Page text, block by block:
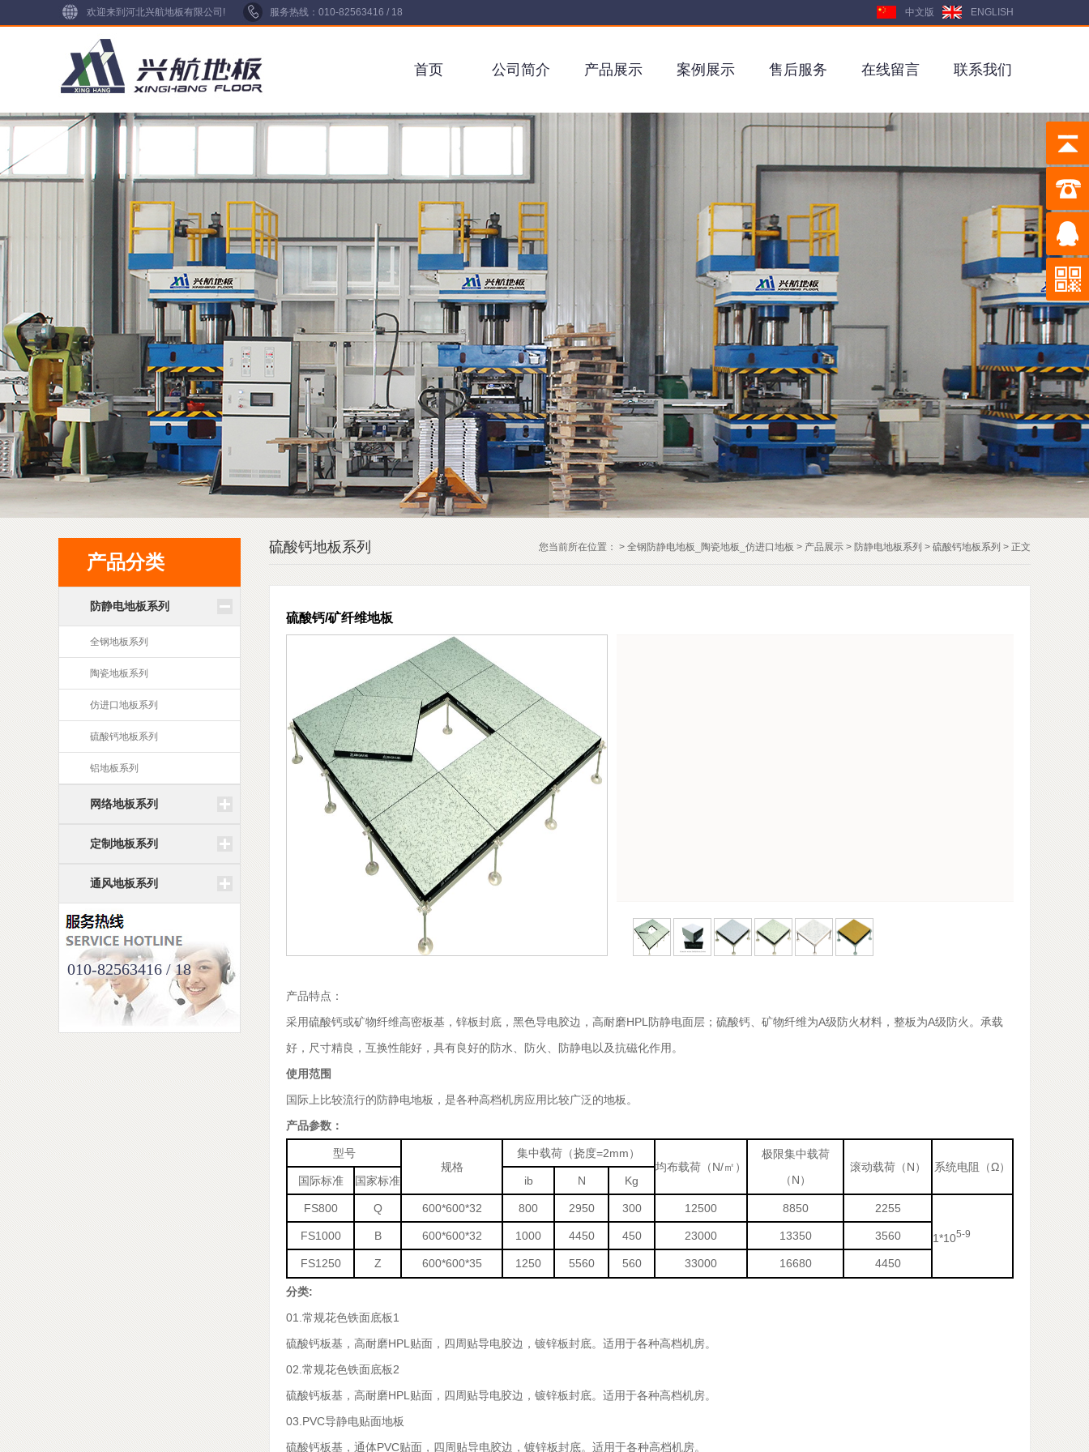
欢迎来到河北兴航地板有限公司! 服务热线：010-82563416 / 18 中文版 ENGLISH
首页 公司简介 产品展示 案例展示 售后服务 在线留言 联系我们
硫酸钙地板系列 您当前所在位置： > 全钢防静电地板_陶瓷地板_仿进口地板 > 产品展示 > 防静电地板系列 > 硫酸钙地板系列 > 正文
硫酸钙/矿纤维地板
产品特点：
采用硫酸钙或矿物纤维高密板基，锌板封底，黑色导电胶边，高耐磨HPL 防静电面层；硫酸钙、矿物纤维为A级防火材料，整板为A级防火。承载
好，尺寸精良，互换性能好，具有良好的防水、防火、防静电以及抗磁化作用。
使用范围
国际上比较流行的防静电地板，是各种高档机房应用比较广泛的地板。
产品参数：
型号
规格
集中载荷（挠度=2mm）
均布载荷（N/㎡）
极限集中载荷
（N）
滚动载荷（N）
系统电阻（Ω）
国际标准
国家标准 ib N Kg
FS800 Q 600*600*32 800 2950 300 12500 8850 2255
1*105-9
FS1000 B 600*600*32 1000 4450 450 23000 13350 3560
FS1250 Z 600*600*35 1250 5560 560 33000 16680 4450
分类:
01. 常规花色铁面底板1
硫酸钙板基， 高耐磨HPL 贴面，四周贴导电胶边，镀锌板封底。适用于各种高档机房。
02. 常规花色铁面底板2
硫酸钙板基， 高耐磨HPL 贴面，四周贴导电胶边，镀锌板封底。适用于各种高档机房。
03.PVC导静电贴面地板
硫酸钙板基， 通体PVC贴面，四周贴导电胶边，镀锌板封底。适用于各种高档机房。
产品分类
防静电地板系列
全钢地板系列
陶瓷地板系列
仿进口地板系列
硫酸钙地板系列
铝地板系列
网络地板系列
定制地板系列
通风地板系列
010-82563416 / 18